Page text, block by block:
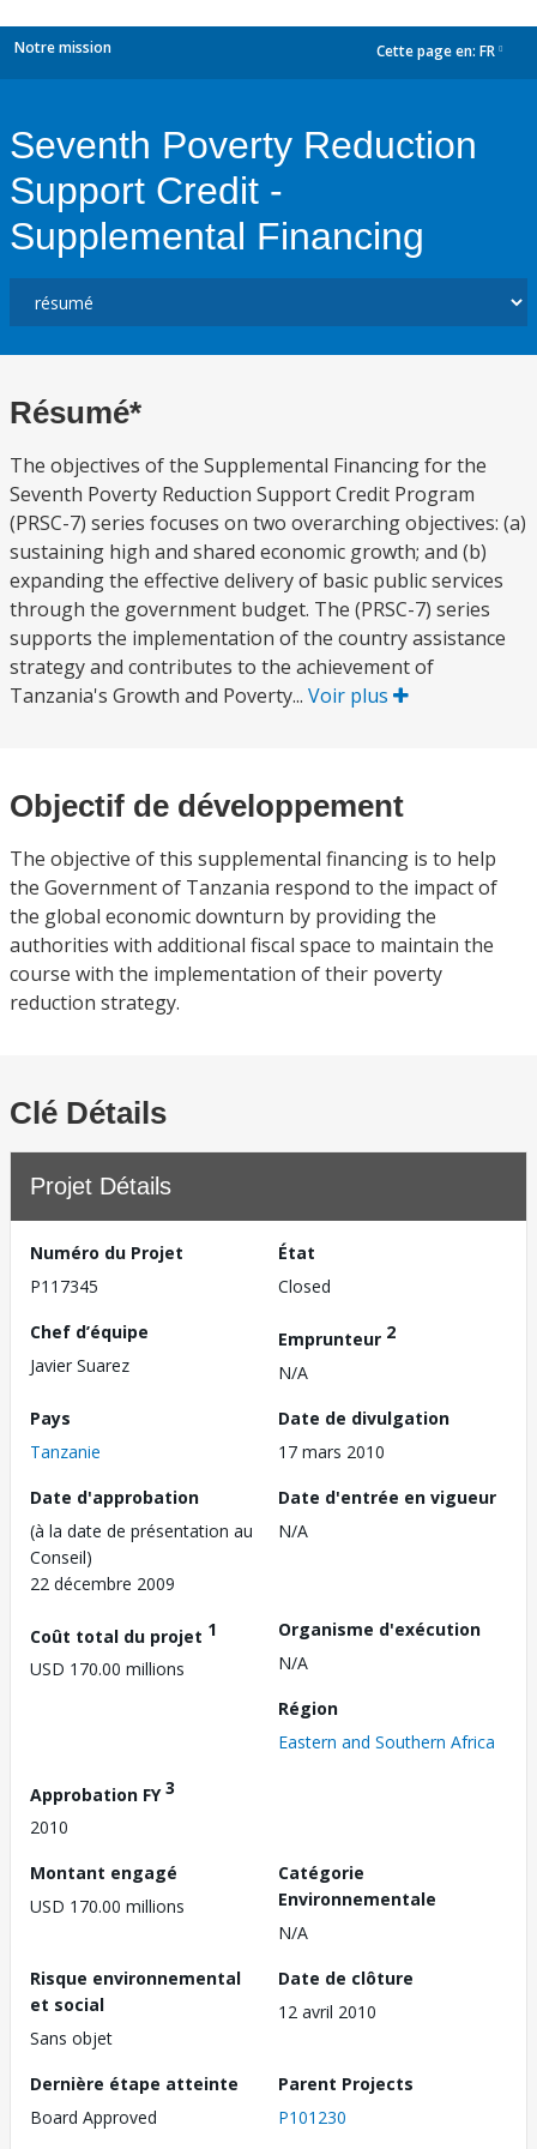
Notre mission Cette page en: FR
Seventh Poverty Reduction
Support Credit -
Supplemental Financing
Résumé*
The objectives of the Supplemental Financing for the
Seventh Poverty Reduction Support Credit Program
(PRSC-7) series focuses on two overarching objectives: (a)
sustaining high and shared economic growth; and (b)
expanding the effective delivery of basic public services
through the government budget. The (PRSC-7) series
supports the implementation of the country assistance
strategy and contributes to the achievement of
Tanzania's Growth and Poverty... Voir plus
Objectif de développement
The objective of this supplemental financing is to help
the Government of Tanzania respond to the impact of
the global economic downturn by providing the
authorities with additional fiscal space to maintain the
course with the implementation of their poverty
reduction strategy.
Clé Détails
Projet Détails
Numéro du Projet
P117345
État
Closed
Chef d’équipe
Javier Suarez
Emprunteur 2
N/A
Pays
Tanzanie
Date de divulgation
17 mars 2010
Date d'approbation
(à la date de présentation au
Conseil)
22 décembre 2009
Date d'entrée en vigueur
N/A
Coût total du projet 1
USD 170.00 millions
Organisme d'exécution
N/A
Région
Eastern and Southern Africa
Approbation FY3
2010
Montant engagé
USD 170.00 millions
Catégorie
Environnementale
N/A
Risque environnemental
et social
Sans objet
Date de clôture
12 avril 2010
Dernière étape atteinte
Board Approved
Parent Projects
P101230